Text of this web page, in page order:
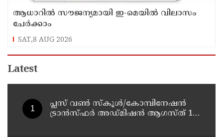
ആധാറിൽ സൗജന്യമായി ഇ-മെയിൽ വിലാസം
ചേർക്കാം
SAT,8 AUG 2026
Latest
പ്ലസ് വൺ സ്‌കൂൾ/കോമ്പിനേഷൻ
ട്രാൻസ്ഫർ അഡ്മിഷൻ ആഗസ്ത് 10,